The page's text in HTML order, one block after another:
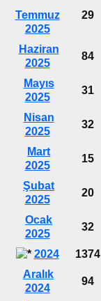
Temmuz
2025
29
Haziran
2025
84
Mayıs
2025
31
Nisan
2025
32
Mart
2025
15
Şubat
2025
20
Ocak
2025
32
2024 1374
Aralık
2024
94